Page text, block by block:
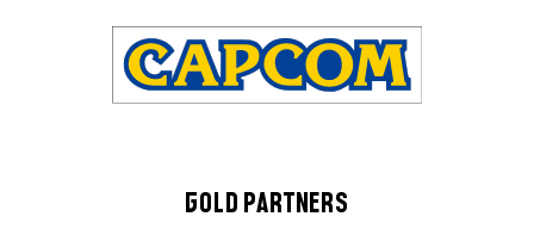
GOLD PARTNERS